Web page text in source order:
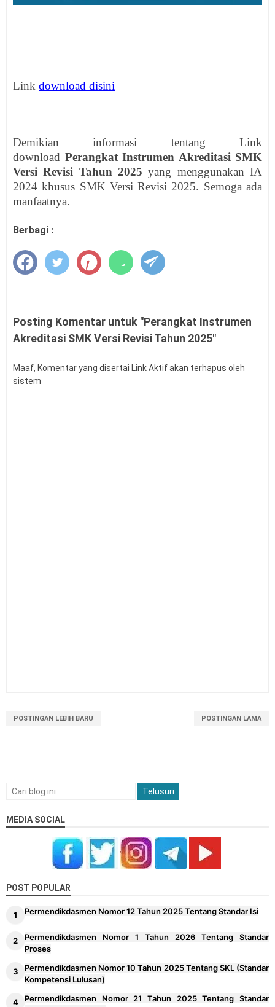
Link download disini
Demikian informasi tentang Link
download Perangkat Instrumen Akreditasi SMK
Versi Revisi Tahun 2025 yang menggunakan IA
2024 khusus SMK Versi Revisi 2025. Semoga ada
manfaatnya.
Berbagi :
Posting Komentar untuk "Perangkat Instrumen
Akreditasi SMK Versi Revisi Tahun 2025"
Maaf, Komentar yang disertai Link Aktif akan terhapus oleh
sistem
POSTINGAN LEBIH BARU POSTINGAN LAMA
MEDIA SOCIAL
POST POPULAR
Permendikdasmen Nomor 12 Tahun 2025 Tentang Standar Isi
Permendikdasmen Nomor 1 Tahun 2026 Tentang Standar
Proses
Permendikdasmen Nomor 10 Tahun 2025 Tentang SKL (Standar
Kompetensi Lulusan)
Permendikdasmen Nomor 21 Tahun 2025 Tentang Standar